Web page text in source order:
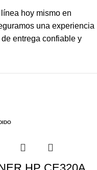
hoy mismo en
una experiencia
entrega confiable y